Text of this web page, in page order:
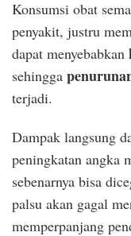
Konsumsi obat
penyakit, justru
dapat menyebabkan
sehingga
terjadi.
Dampak langsung
peningkatan angka
sebenarnya bisa
palsu akan gagal
memperpanjang